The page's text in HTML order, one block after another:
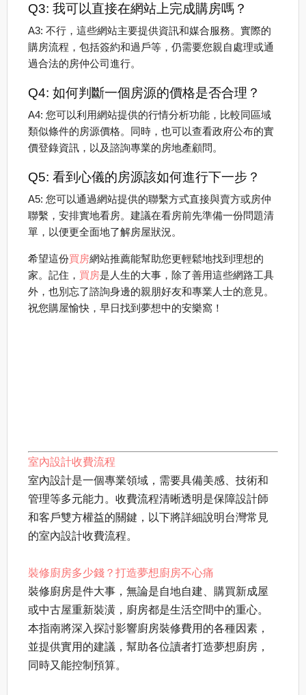
Q3: 我可以直接在網站上完成購房嗎？
A3: 不行，這些網站主要提供資訊和媒合服務。實際的
購房流程，包括簽約和過戶等，仍需要您親自處理或通
過合法的房仲公司進行。
Q4: 如何判斷一個房源的價格是否合理？
A4: 您可以利用網站提供的行情分析功能，比較同區域
類似條件的房源價格。同時，也可以查看政府公布的實
價登錄資訊，以及諮詢專業的房地產顧問。
Q5: 看到心儀的房源該如何進行下一步？
A5: 您可以通過網站提供的聯繫方式直接與賣方或房仲
聯繫，安排實地看房。建議在看房前先準備一份問題清
單，以便更全面地了解房屋狀況。
希望這份買房網站推薦能幫助您更輕鬆地找到理想的
家。記住， 買房是人生的大事，除了善用這些網路工具
外，也別忘了諮詢身邊的親朋好友和專業人士的意見。
祝您購屋愉快，早日找到夢想中的安樂窩！
室內設計收費流程
室內設計是一個專業領域，需要具備美感、技術和
管理等多元能力。收費流程清晰透明是保障設計師
和客戶雙方權益的關鍵，以下將詳細說明台灣常見
的室內設計收費流程。
裝修廚房多少錢？打造夢想廚房不心痛
裝修廚房是件大事，無論是自地自建、購買新成屋
或中古屋重新裝潢，廚房都是生活空間中的重心。
本指南將深入探討影響廚房裝修費用的各種因素，
並提供實用的建議，幫助各位讀者打造夢想廚房，
同時又能控制預算。